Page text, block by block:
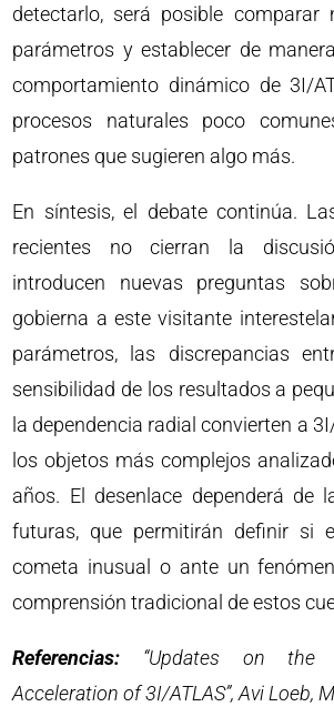
detectarlo, será posible comparar
parámetros y establecer de
comportamiento dinámico de 3I/
procesos naturales poco
patrones que sugieren algo más.
En síntesis, el debate continúa.
recientes no cierran la
introducen nuevas preguntas
gobierna a este visitante
parámetros, las discrepancias
sensibilidad de los resultados a
la dependencia radial convierten a
los objetos más complejos
años. El desenlace dependerá de
futuras, que permitirán definir si
cometa inusual o ante un
comprensión tradicional de estos
Referencias: “Updates on the
Acceleration of 3I/ATLAS”, Avi Loeb,